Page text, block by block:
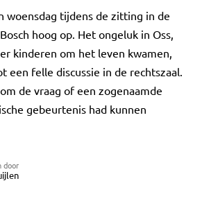
woensdag tijdens de zitting in de
hoog op. Het ongeluk in Oss,
kinderen om het leven kwamen,
een felle discussie in de rechtszaal.
de vraag of een zogenaamde
gebeurtenis had kunnen
door